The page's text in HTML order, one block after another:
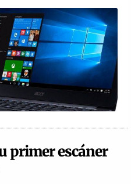
primer escáner